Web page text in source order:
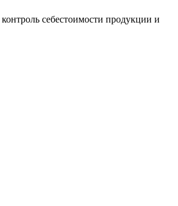
себестоимости продукции и